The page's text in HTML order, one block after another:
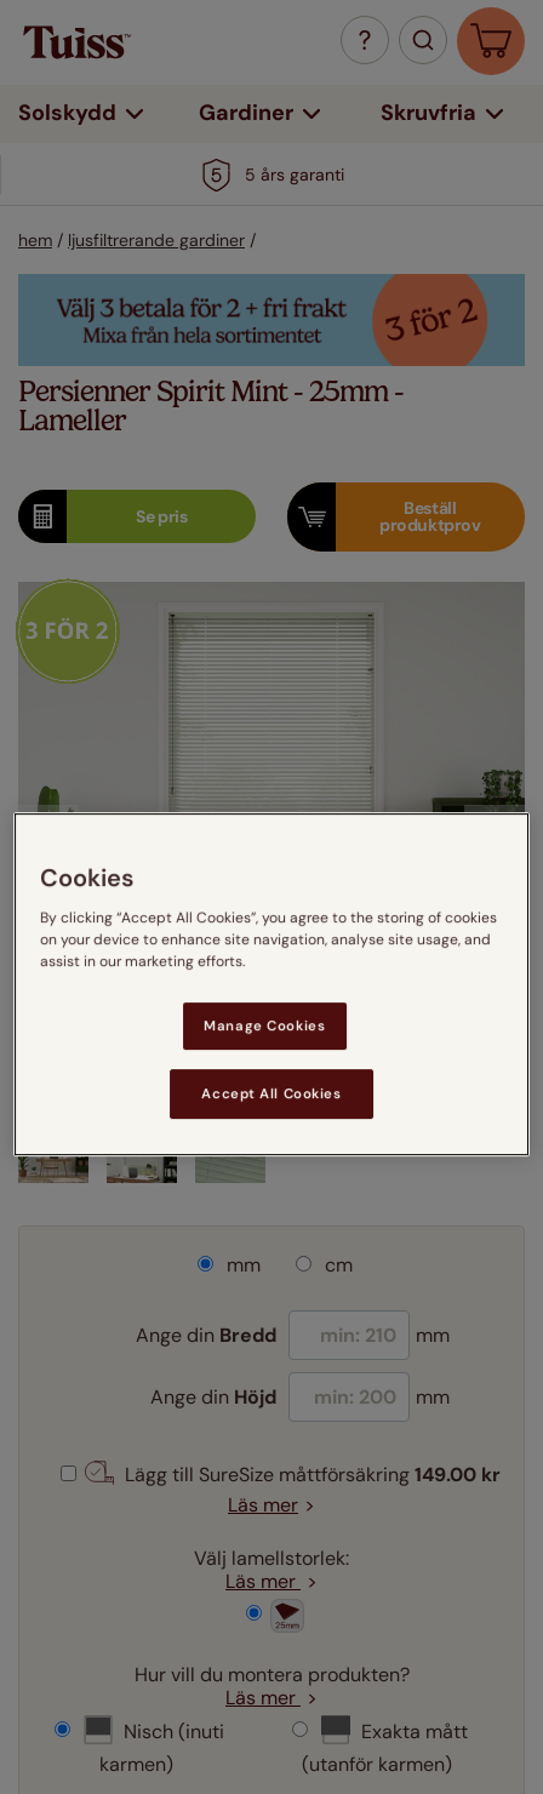
Solskydd Gardiner Skruvfria
5 års garanti
hem / ljusfiltrerande gardiner /
Persienner Spirit Mint - 25mm -
Lameller
Sepris Beställ
produktprov
mm cm
Ange din Bredd mm
Ange din Höjd mm
Lägg till SureSize måttförsäkring 149.00 kr
Läs mer
Välj lamellstorlek:
Läs mer
Hur vill du montera produkten?
Läs mer
Nisch (inuti
karmen)
Exakta mått
(utanför karmen)
Cookies
By clicking “Accept All Cookies”, you agree to the storing of cookies
on your device to enhance site navigation, analyse site usage, and
assist in our marketing efforts.
Manage Cookies
Accept All Cookies